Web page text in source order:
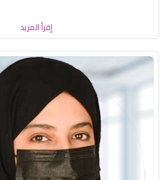
إقرأ المزيد